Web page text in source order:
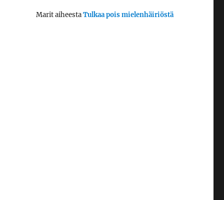
MaritaiheestaTulkaa pois mielenhäiriöstä